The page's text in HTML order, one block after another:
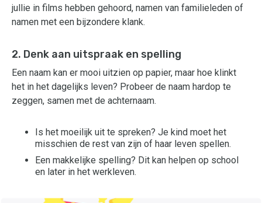
jullie in films hebben gehoord, namen van familieleden of
namen met een bijzondere klank.
2. Denk aan uitspraak en spelling
Een naam kan er mooi uitzien op papier, maar hoe klinkt
het in het dagelijks leven? Probeer de naam hardop te
zeggen, samen met de achternaam.
Is het moeilijk uit te spreken? Je kind moet het
misschien de rest van zijn of haar leven spellen.
Een makkelijke spelling? Dit kan helpen op school
en later in het werkleven.